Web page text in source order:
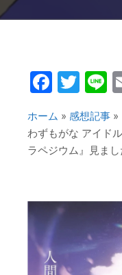
ホーム » 感想記事 »
わずもがな アイド
ラペジウム』見まし